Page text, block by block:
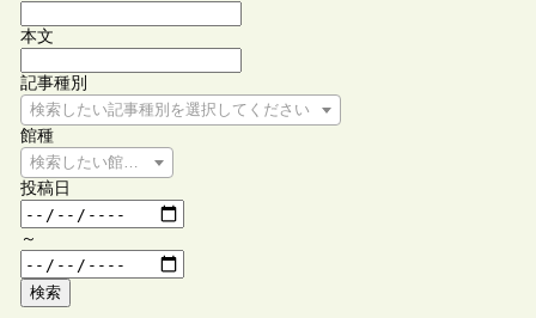
本文
記事種別
検索したい記事種別を選択してください
館種
検索したい館種を選択してください
投稿日
～
検索